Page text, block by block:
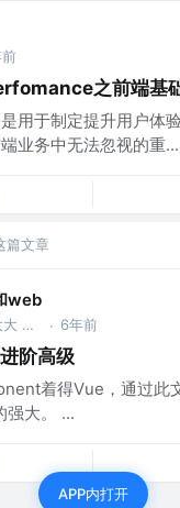
之前端基
用于制定提升用户体
业务中无法忽视的重...
篇文章
web
偶像是尤大大 @DY · 6年前
阶高级
着得Vue，通过此
大。 ...
APP内打开